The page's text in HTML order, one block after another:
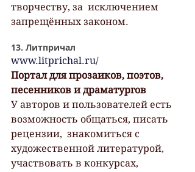
творчеству, за  исключением
запрещённых законом.
13. Литпричал
www.litprichal.ru/
Портал для прозаиков, поэтов,
песенников и драматургов
У авторов и пользователей есть
возможность общаться, писать
рецензии,  знакомиться с
художественной литературой,
участвовать в конкурсах,